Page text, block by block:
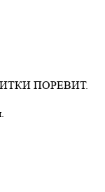
ПОРЕВИТ.